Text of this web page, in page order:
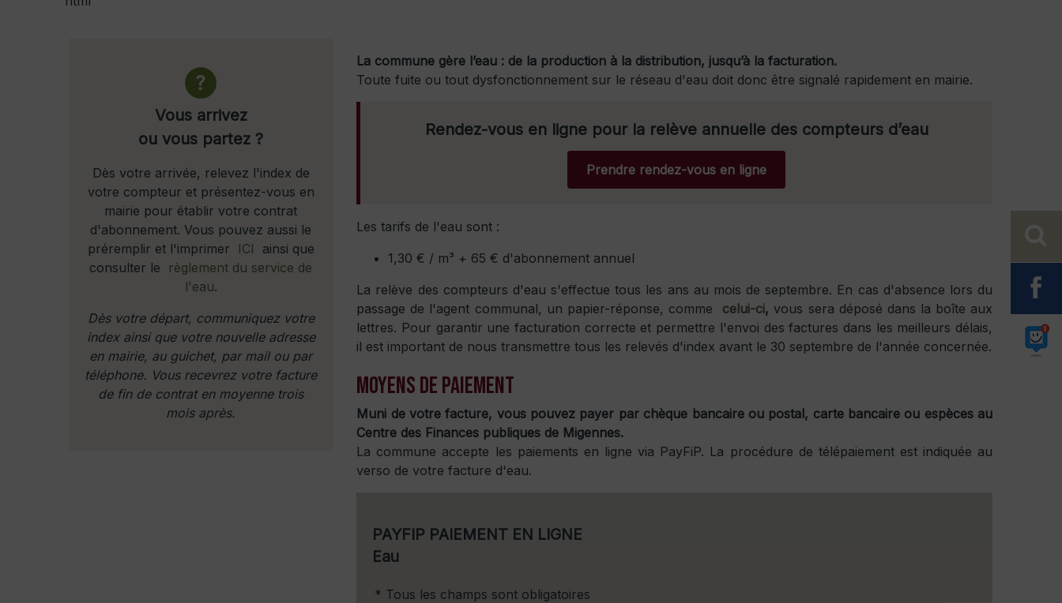
Vous arrivez
ou vous partez ?
Dès votre arrivée, relevez l'index de
votre compteur et présentez-vous en
mairie pour établir votre contrat
d'abonnement. Vous pouvez aussi le
préremplir et l'imprimer
ICI
ainsi que
consulter le
règlement du service de
l'eau.
Dès votre départ, communiquez votre
index ainsi que votre nouvelle adresse
en mairie, au guichet, par mail ou par
téléphone. Vous recevrez votre facture
de fin de contrat en moyenne trois
mois après.
La commune gère l’eau : de la production à la distribution, jusqu’à la facturation.
Toute fuite ou tout dysfonctionnement sur le réseau d'eau doit donc être signalé rapidement en mairie.
Rendez-vous en ligne pour la relève annuelle des compteurs d’eau
Prendre rendez-vous en ligne
Les tarifs de l'eau sont :
1,30 € / m³ + 65 € d'abonnement annuel
La relève des compteurs d'eau s'effectue tous les ans au mois de septembre. En cas d'absence lors du
passage de l'agent communal, un papier-réponse, comme celui-ci,vous sera déposé dans la boîte aux
lettres. Pour garantir une facturation correcte et permettre l'envoi des factures dans les meilleurs délais,
il est important de nous transmettre tous les relevés d'index avant le 30 septembre de l'année concernée.
Moyens de paiement
Muni de votre facture, vous pouvez payer par chèque bancaire ou postal, carte bancaire ou espèces au
Centre des Finances publiques de Migennes.
La commune accepte les paiements en ligne via PayFiP. La procédure de télépaiement est indiquée au
verso de votre facture d'eau.
PAYFIP PAIEMENT EN LIGNE
Eau
* Tous les champs sont obligatoires